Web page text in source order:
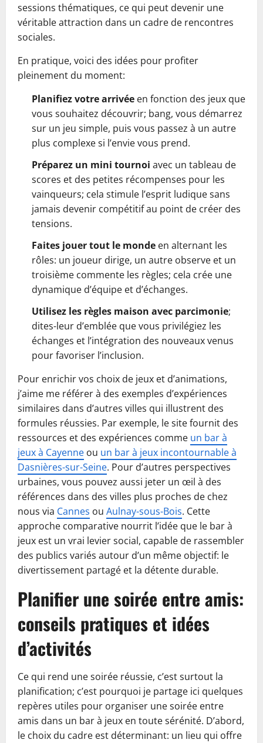
sessions thématiques, ce qui peut devenir une
véritable attraction dans un cadre de rencontres
sociales.
En pratique, voici des idées pour profiter
pleinement du moment:
Planifiez votre arrivée en fonction des jeux que
vous souhaitez découvrir; bang, vous démarrez
sur un jeu simple, puis vous passez à un autre
plus complexe si l’envie vous prend.
Préparez un mini tournoi avec un tableau de
scores et des petites récompenses pour les
vainqueurs; cela stimule l’esprit ludique sans
jamais devenir compétitif au point de créer des
tensions.
Faites jouer tout le monde en alternant les
rôles: un joueur dirige, un autre observe et un
troisième commente les règles; cela crée une
dynamique d’équipe et d’échanges.
Utilisez les règles maison avec parcimonie;
dites-leur d’emblée que vous privilégiez les
échanges et l’intégration des nouveaux venus
pour favoriser l’inclusion.
Pour enrichir vos choix de jeux et d’animations,
j’aime me référer à des exemples d’expériences
similaires dans d’autres villes qui illustrent des
formules réussies. Par exemple, le site fournit des
ressources et des expériences comme un bar à
jeux à Cayenne ou un bar à jeux incontournable à
Dasnières-sur-Seine. Pour d’autres perspectives
urbaines, vous pouvez aussi jeter un œil à des
références dans des villes plus proches de chez
nous via Cannes ou Aulnay-sous-Bois. Cette
approche comparative nourrit l’idée que le bar à
jeux est un vrai levier social, capable de rassembler
des publics variés autour d’un même objectif: le
divertissement partagé et la détente durable.
Planifier une soirée entre amis:
conseils pratiques et idées
d’activités
Ce qui rend une soirée réussie, c’est surtout la
planification; c’est pourquoi je partage ici quelques
repères utiles pour organiser une soirée entre
amis dans un bar à jeux en toute sérénité. D’abord,
le choix du cadre est déterminant: un lieu qui offre